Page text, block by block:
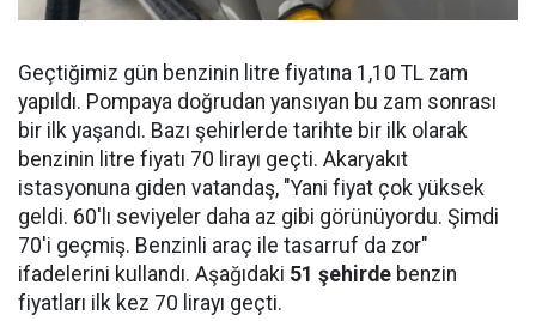
Geçtiğimiz gün benzinin litre fiyatına 1,10 TL zam
yapıldı. Pompaya doğrudan yansıyan bu zam sonrası
bir ilk yaşandı. Bazı şehirlerde tarihte bir ilk olarak
benzinin litre fiyatı 70 lirayı geçti. Akaryakıt
istasyonuna giden vatandaş, "Yani fiyat çok yüksek
geldi. 60'lı seviyeler daha az gibi görünüyordu. Şimdi
70'i geçmiş. Benzinli araç ile tasarruf da zor"
ifadelerini kullandı. Aşağıdaki 51 şehirde benzin
fiyatları ilk kez 70 lirayı geçti.